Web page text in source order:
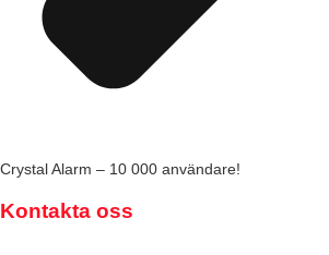
Crystal Alarm – 10 000 användare!
Kontakta oss